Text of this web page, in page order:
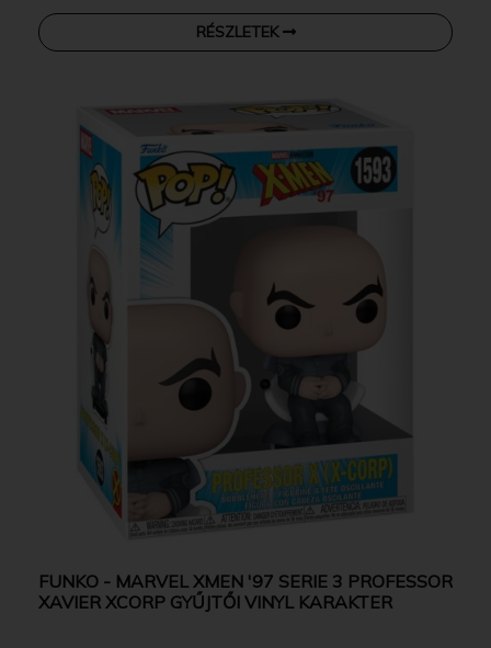
RÉSZLETEK
FUNKO - MARVEL XMEN '97 SERIE 3 PROFESSOR
XAVIER XCORP GYŰJTŐI VINYL KARAKTER